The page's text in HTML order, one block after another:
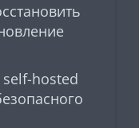
hosted